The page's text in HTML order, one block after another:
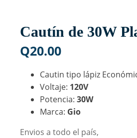
Cautín de 30W
Q20.00
Cautin tipo lápiz
Voltaje: 120V
Potencia: 30W
Marca: Gio
Envios a todo el país,